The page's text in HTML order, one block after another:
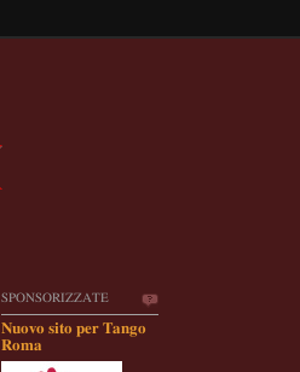
SPONSORIZZATE
Nuovo sito per Tango
Roma